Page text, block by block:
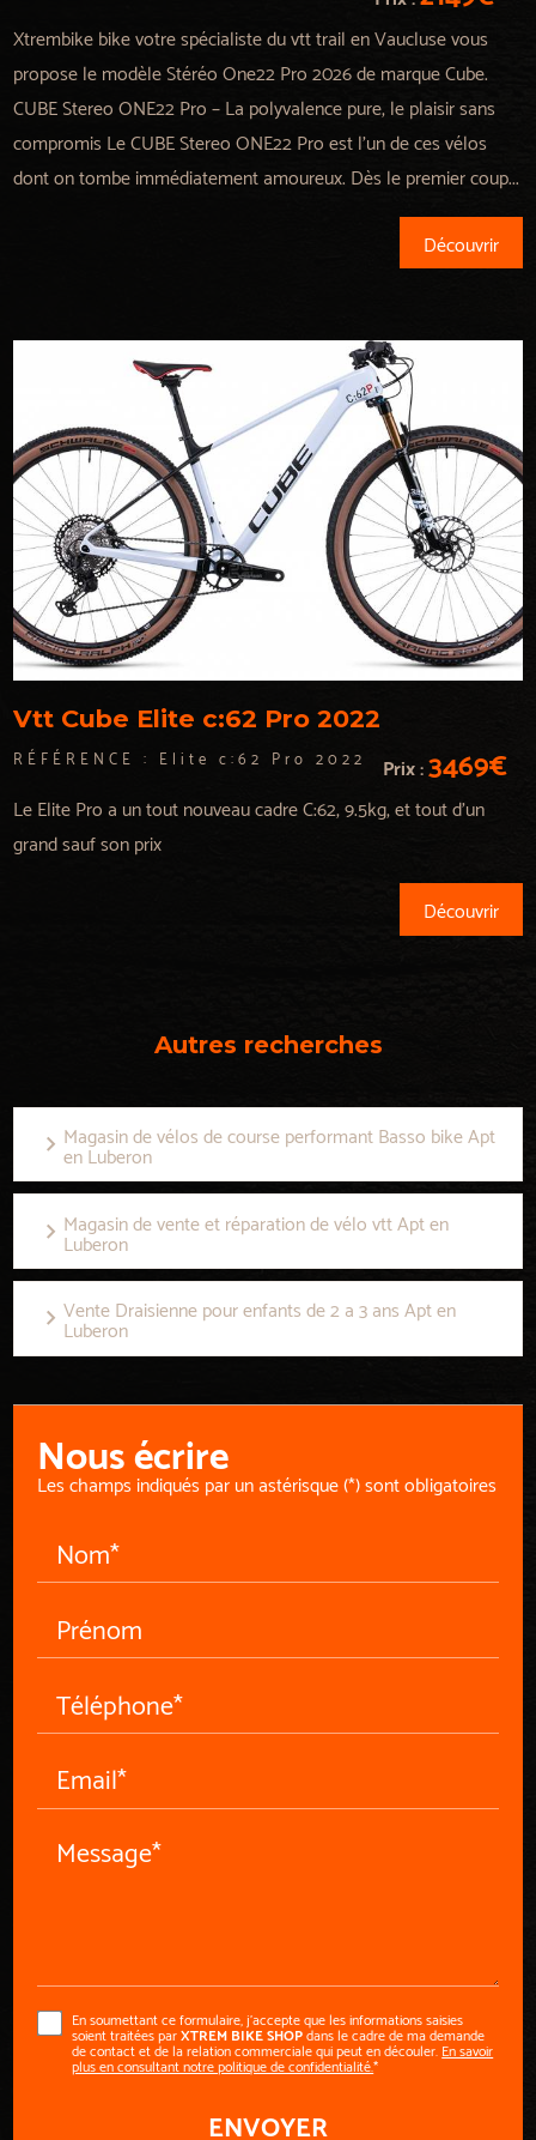
Xtrembike bike votre spécialiste du vtt trail en Vaucluse vous
propose le modèle Stéréo One22 Pro 2026 de marque Cube.
CUBE Stereo ONE22 Pro – La polyvalence pure, le plaisir sans
compromis Le CUBE Stereo ONE22 Pro est l’un de ces vélos
dont on tombe immédiatement amoureux. Dès le premier coup...
Découvrir
Vtt Cube Elite c:62 Pro 2022
RÉFÉRENCE : Elite c:62 Pro 2022 Prix :3469€
Le Elite Pro a un tout nouveau cadre C:62, 9.5kg, et tout d'un
grand sauf son prix
Découvrir
Autres recherches
Magasin de vélos de course performant Basso bike Apt
en Luberon
Magasin de vente et réparation de vélo vtt Apt en
Luberon
Vente Draisienne pour enfants de 2 a 3 ans Apt en
Luberon
Nous écrire
Les champs indiqués par un astérisque (*) sont obligatoires
Nom*
Prénom
Téléphone*
Email*
Message*
En soumettant ce formulaire, j'accepte que les informations saisies
soient traitées parXTREM BIKE SHOPdans le cadre de ma demande
de contact et de la relation commerciale qui peut en découler.En savoir
plus en consultant notre politique de confidentialité.*